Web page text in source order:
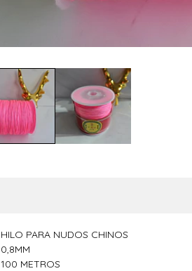
HILO PARA NUDOS CHINOS
0,8MM
100 METROS